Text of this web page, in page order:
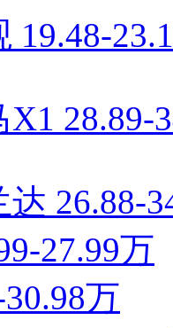
19.48-
X1 28.89-
达 26.88-
27.99万
万